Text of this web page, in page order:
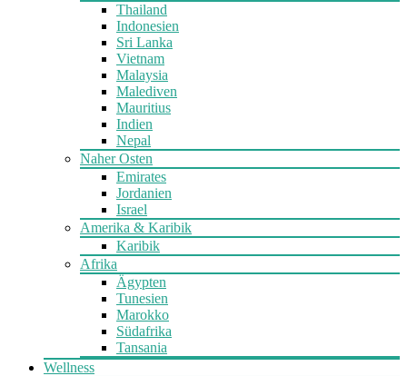
Thailand
Indonesien
Sri Lanka
Vietnam
Malaysia
Malediven
Mauritius
Indien
Nepal
Naher Osten
Emirates
Jordanien
Israel
Amerika & Karibik
Karibik
Afrika
Ägypten
Tunesien
Marokko
Südafrika
Tansania
Wellness